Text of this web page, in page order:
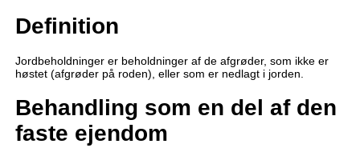
Definition
Jordbeholdninger er beholdninger af de afgrøder, som ikke er
høstet (afgrøder på roden), eller som er nedlagt i jorden.
Behandling som en del af den
faste ejendom